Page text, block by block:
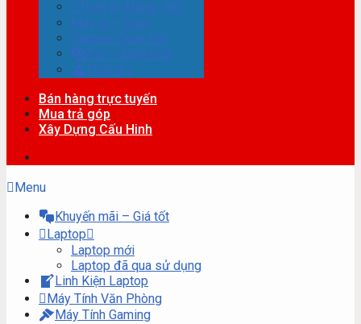
Bán hàng trực tuyến
Mua trả góp
Xây Dựng Cấu Hinh
Menu
Khuyến mãi – Giá tốt
Laptop
Laptop mới
Laptop đã qua sử dụng
Linh Kiện Laptop
Máy Tính Văn Phòng
Máy Tính Gaming